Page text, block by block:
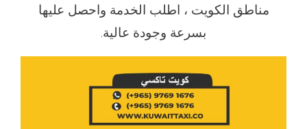
مناطق الكويت ، اطلب الخدمة واحصل عليها
بسرعة وجودة عالية.